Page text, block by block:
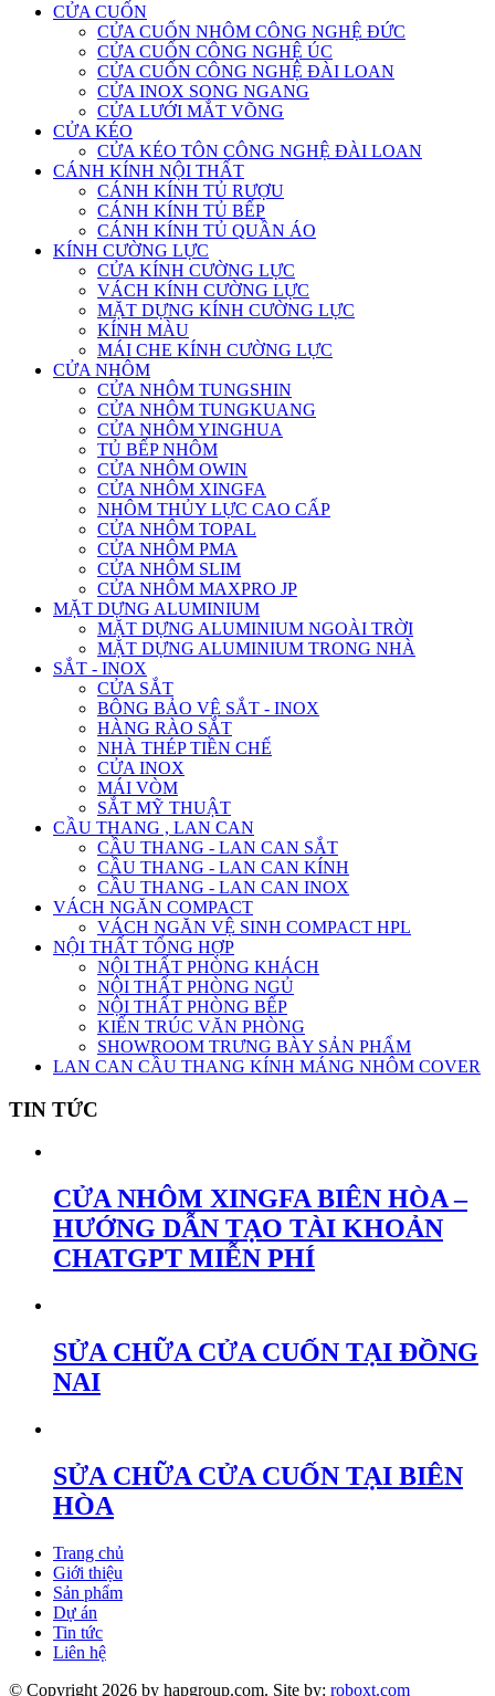
CỬA CUỐN
CỬA CUỐN NHÔM CÔNG NGHỆ ĐỨC
CỬA CUỐN CÔNG NGHỆ ÚC
CỬA CUỐN CÔNG NGHỆ ĐÀI LOAN
CỬA INOX SONG NGANG
CỬA LƯỚI MẮT VÕNG
CỬA KÉO
CỬA KÉO TÔN CÔNG NGHỆ ĐÀI LOAN
CÁNH KÍNH NỘI THẤT
CÁNH KÍNH TỦ RƯỢU
CÁNH KÍNH TỦ BẾP
CÁNH KÍNH TỦ QUẦN ÁO
KÍNH CƯỜNG LỰC
CỬA KÍNH CƯỜNG LỰC
VÁCH KÍNH CƯỜNG LỰC
MẶT DỰNG KÍNH CƯỜNG LỰC
KÍNH MÀU
MÁI CHE KÍNH CƯỜNG LỰC
CỬA NHÔM
CỬA NHÔM TUNGSHIN
CỬA NHÔM TUNGKUANG
CỬA NHÔM YINGHUA
TỦ BẾP NHÔM
CỬA NHÔM OWIN
CỬA NHÔM XINGFA
NHÔM THỦY LỰC CAO CẤP
CỬA NHÔM TOPAL
CỬA NHÔM PMA
CỬA NHÔM SLIM
CỬA NHÔM MAXPRO JP
MẶT DỰNG ALUMINIUM
MẶT DỰNG ALUMINIUM NGOÀI TRỜI
MẶT DỰNG ALUMINIUM TRONG NHÀ
SẮT - INOX
CỬA SẮT
BÔNG BẢO VỆ SẮT - INOX
HÀNG RÀO SẮT
NHÀ THÉP TIỀN CHẾ
CỬA INOX
MÁI VÒM
SẮT MỸ THUẬT
CẦU THANG , LAN CAN
CẦU THANG - LAN CAN SẮT
CẦU THANG - LAN CAN KÍNH
CẦU THANG - LAN CAN INOX
VÁCH NGĂN COMPACT
VÁCH NGĂN VỆ SINH COMPACT HPL
NỘI THẤT TỔNG HỢP
NỘI THẤT PHÒNG KHÁCH
NỘI THẤT PHÒNG NGỦ
NỘI THẤT PHÒNG BẾP
KIẾN TRÚC VĂN PHÒNG
SHOWROOM TRƯNG BÀY SẢN PHẨM
LAN CAN CẦU THANG KÍNH MÁNG NHÔM COVER
TIN TỨC
CỬA NHÔM XINGFA BIÊN HÒA –
HƯỚNG DẪN TẠO TÀI KHOẢN
CHATGPT MIỄN PHÍ
SỬA CHỮA CỬA CUỐN TẠI ĐỒNG
NAI
SỬA CHỮA CỬA CUỐN TẠI BIÊN
HÒA
Trang chủ
Giới thiệu
Sản phẩm
Dự án
Tin tức
Liên hệ
© Copyright 2026 by hapgroup.com. Site by: roboxt.com